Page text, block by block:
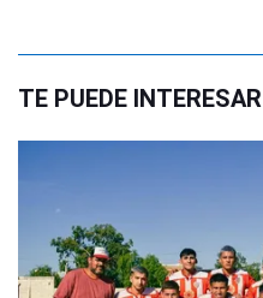
TE PUEDE INTERESAR